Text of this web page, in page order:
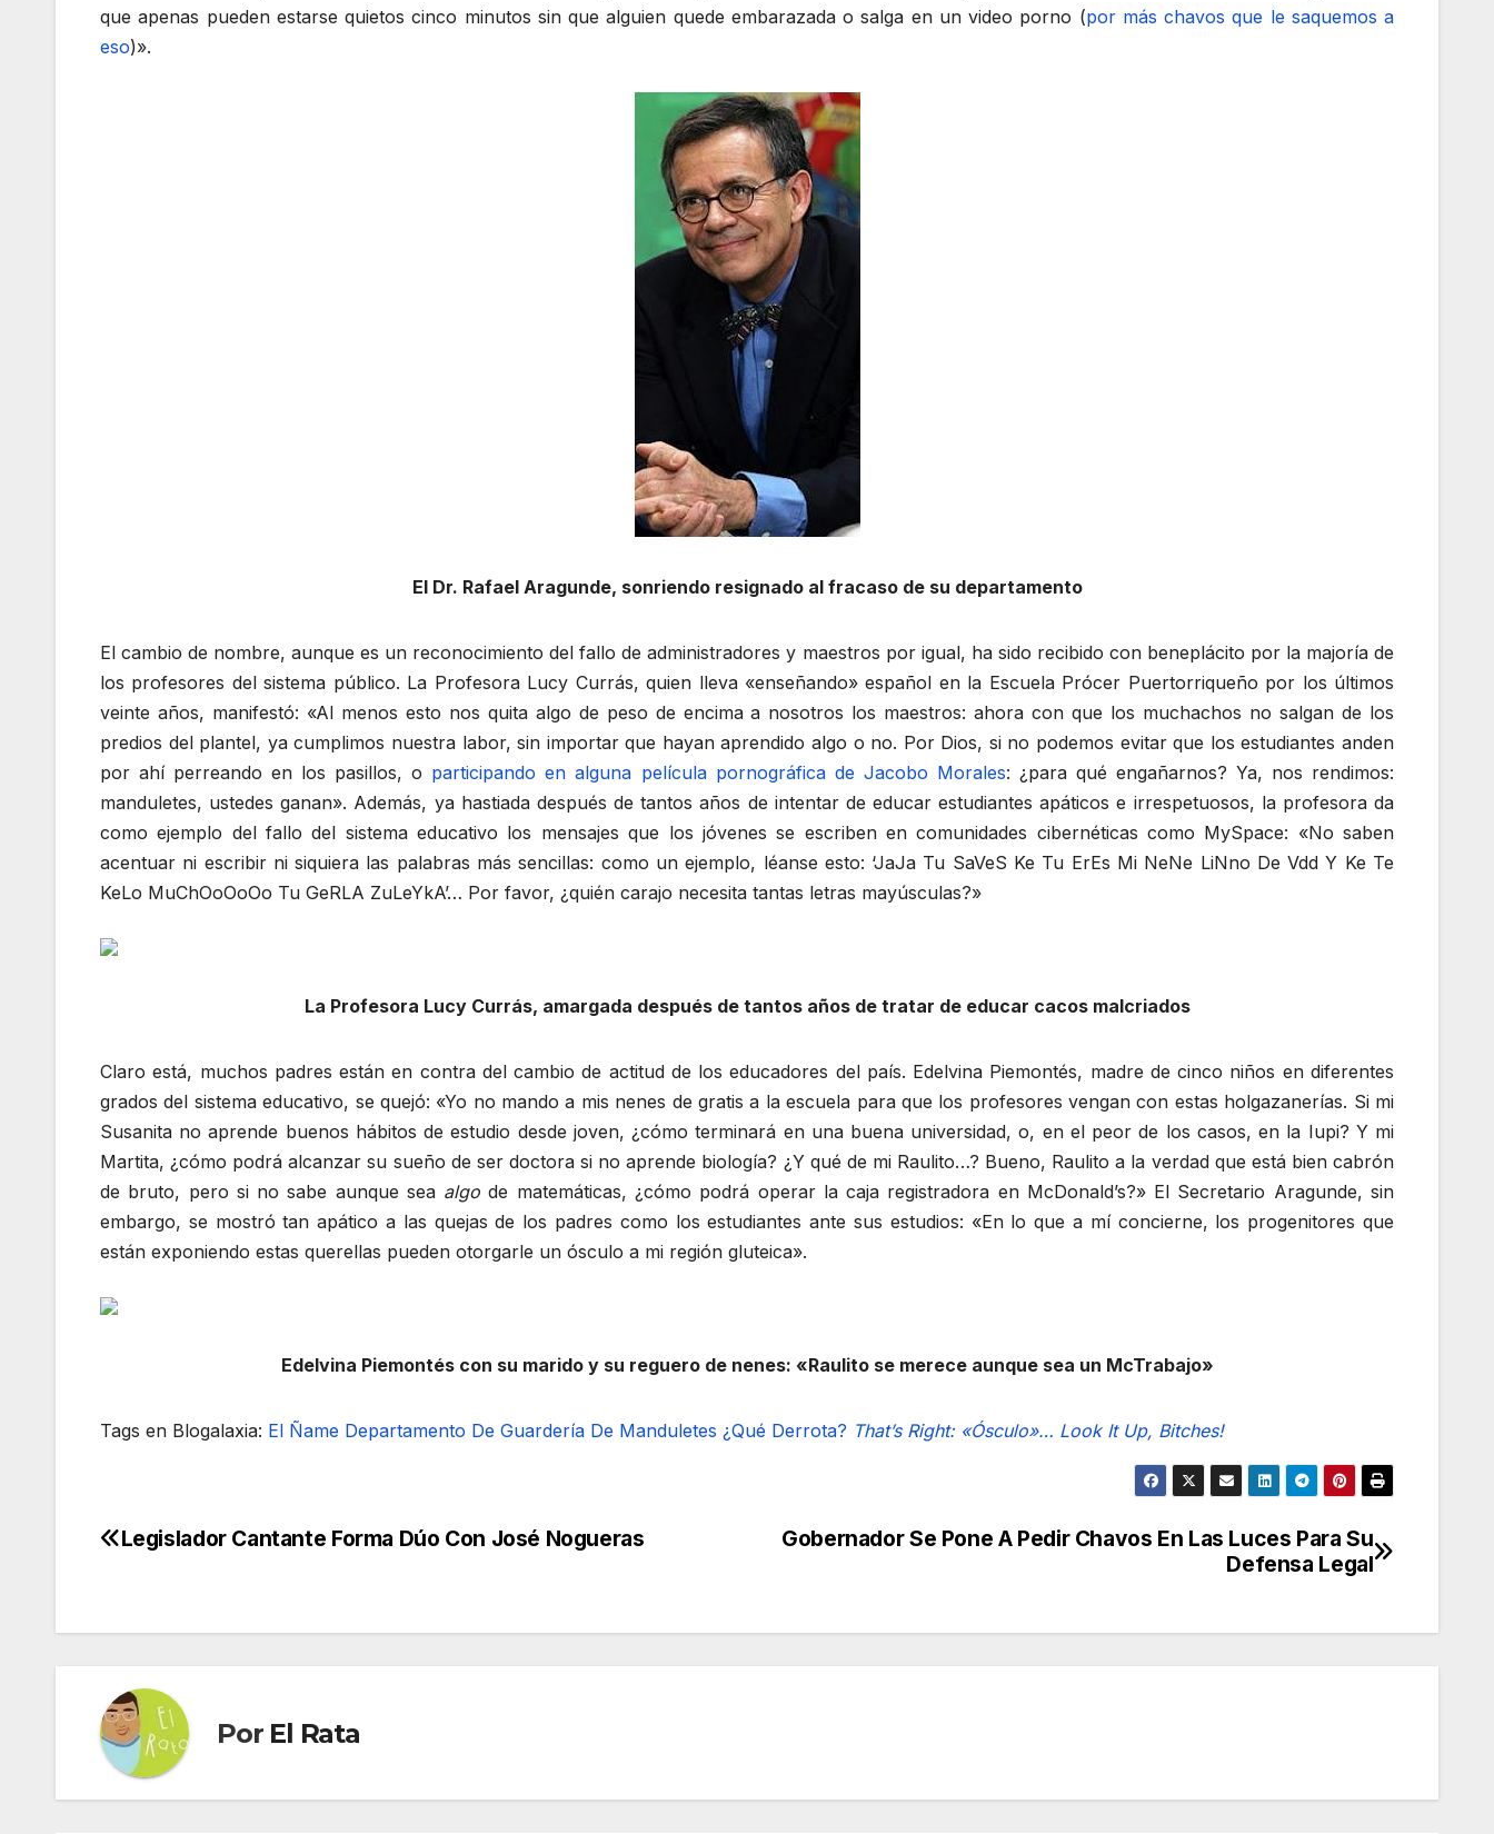
que apenas pueden estarse quietos cinco minutos sin que alguien quede embarazada o salga en un video porno (por más chavos que le saquemos a
eso)».
El Dr. Rafael Aragunde, sonriendo resignado al fracaso de su departamento
El cambio de nombre, aunque es un reconocimiento del fallo de administradores y maestros por igual, ha sido recibido con beneplácito por la majoría de
los profesores del sistema público. La Profesora Lucy Currás, quien lleva «enseñando» español en la Escuela Prócer Puertorriqueño por los últimos
veinte años, manifestó: «Al menos esto nos quita algo de peso de encima a nosotros los maestros: ahora con que los muchachos no salgan de los
predios del plantel, ya cumplimos nuestra labor, sin importar que hayan aprendido algo o no. Por Dios, si no podemos evitar que los estudiantes anden
por ahí perreando en los pasillos, o participando en alguna película pornográfica de Jacobo Morales: ¿para qué engañarnos? Ya, nos rendimos:
manduletes, ustedes ganan». Además, ya hastiada después de tantos años de intentar de educar estudiantes apáticos e irrespetuosos, la profesora da
como ejemplo del fallo del sistema educativo los mensajes que los jóvenes se escriben en comunidades cibernéticas como MySpace: «No saben
acentuar ni escribir ni siquiera las palabras más sencillas: como un ejemplo, léanse esto: ‘JaJa Tu SaVeS Ke Tu ErEs Mi NeNe LiNno De Vdd Y Ke Te
KeLo MuChOoOoOo Tu GeRLA ZuLeYkA’… Por favor, ¿quién carajo necesita tantas letras mayúsculas?»
La Profesora Lucy Currás, amargada después de tantos años de tratar de educar cacos malcriados
Claro está, muchos padres están en contra del cambio de actitud de los educadores del país. Edelvina Piemontés, madre de cinco niños en diferentes
grados del sistema educativo, se quejó: «Yo no mando a mis nenes de gratis a la escuela para que los profesores vengan con estas holgazanerías. Si mi
Susanita no aprende buenos hábitos de estudio desde joven, ¿cómo terminará en una buena universidad, o, en el peor de los casos, en la Iupi? Y mi
Martita, ¿cómo podrá alcanzar su sueño de ser doctora si no aprende biología? ¿Y qué de mi Raulito…? Bueno, Raulito a la verdad que está bien cabrón
de bruto, pero si no sabe aunque sea algo de matemáticas, ¿cómo podrá operar la caja registradora en McDonald’s?» El Secretario Aragunde, sin
embargo, se mostró tan apático a las quejas de los padres como los estudiantes ante sus estudios: «En lo que a mí concierne, los progenitores que
están exponiendo estas querellas pueden otorgarle un ósculo a mi región gluteica».
Edelvina Piemontés con su marido y su reguero de nenes: «Raulito se merece aunque sea un McTrabajo»
Tags en Blogalaxia: El Ñame Departamento De Guardería De Manduletes ¿Qué Derrota? That’s Right: «Ósculo»… Look It Up, Bitches!
Navegación
entradas
Gobernador Se Pone A Pedir Chavos En Las Luces Para Su
Defensa Legal
Legislador Cantante Forma Dúo Con José Nogueras
Por El Rata